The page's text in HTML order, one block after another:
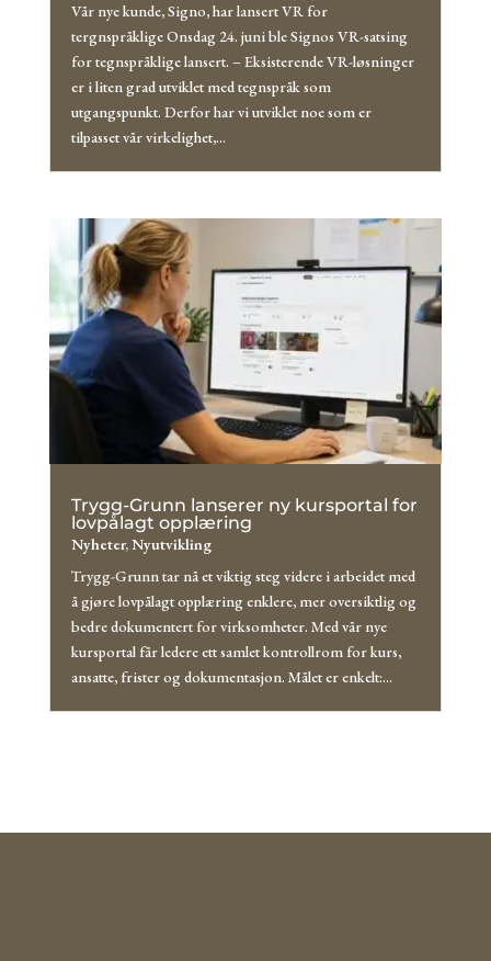
Vår nye kunde, Signo, har lansert VR for
tergnspråklige Onsdag 24. juni ble Signos VR-satsing
for tegnspråklige lansert. – Eksisterende VR-løsninger
er i liten grad utviklet med tegnspråk som
utgangspunkt. Derfor har vi utviklet noe som er
tilpasset vår virkelighet,...
Trygg-Grunn lanserer ny kursportal for
lovpålagt opplæring
Nyheter,Nyutvikling
Trygg-Grunn tar nå et viktig steg videre i arbeidet med
å gjøre lovpålagt opplæring enklere, mer oversiktlig og
bedre dokumentert for virksomheter. Med vår nye
kursportal får ledere ett samlet kontrollrom for kurs,
ansatte, frister og dokumentasjon. Målet er enkelt:...